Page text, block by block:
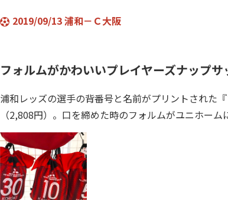
2019/09/13 浦和－Ｃ大阪
フォルムがかわいいプレイヤーズナップサ
浦和レッズの選手の背番号と名前がプリントされた
（2,808円）。口を締めた時のフォルムがユニホーム